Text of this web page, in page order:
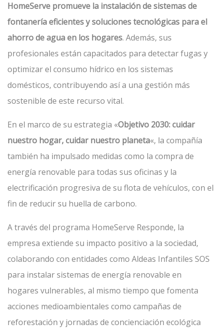
HomeServe promueve la instalación de sistemas de
fontanería eficientes y soluciones tecnológicas para el
ahorro de agua en los hogares. Además, sus
profesionales están capacitados para detectar fugas y
optimizar el consumo hídrico en los sistemas
domésticos, contribuyendo así a una gestión más
sostenible de este recurso vital.
En el marco de su estrategia «Objetivo 2030: cuidar
nuestro hogar, cuidar nuestro planeta«, la compañía
también ha impulsado medidas como la compra de
energía renovable para todas sus oficinas y la
electrificación progresiva de su flota de vehículos, con el
fin de reducir su huella de carbono.
A través del programa HomeServe Responde, la
empresa extiende su impacto positivo a la sociedad,
colaborando con entidades como Aldeas Infantiles SOS
para instalar sistemas de energía renovable en
hogares vulnerables, al mismo tiempo que fomenta
acciones medioambientales como campañas de
reforestación y jornadas de concienciación ecológica